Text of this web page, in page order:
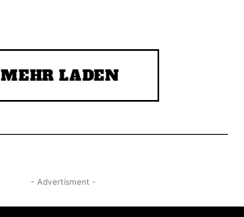
MEHR LADEN
- Advertisment -